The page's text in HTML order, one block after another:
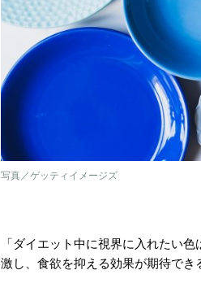
写真／ゲッティイメージズ
「ダイエット中に視界に入れたい
激し、食欲を抑える効果が期待でき